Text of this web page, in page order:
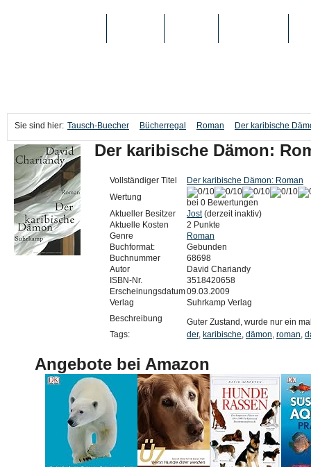
Sie sind hier: Tausch-Buecher Bücherregal Roman Der karibische
Der karibische Dämon:
Vollständiger Titel
Der karibische Dämon: Roman
Wertung
bei 0 Bewertungen
Aktueller Besitzer
Jost(derzeit inaktiv)
Aktuelle Kosten
2 Punkte
Genre
Roman
Buchformat:
Gebunden
Buchnummer
68698
Autor
David Chariandy
ISBN-Nr.
3518420658
Erscheinungsdatum09.03.2009
Verlag
Suhrkamp Verlag
Beschreibung
Guter Zustand, wurde nur ein
Tags:
der, karibische, dämon, roman,
Angebote bei Amazon